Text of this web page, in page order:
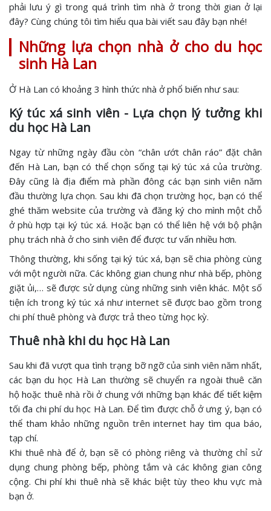
phải lưu ý gì trong quá trình tìm nhà ở trong thời gian ở lại
đây? Cùng chúng tôi tìm hiểu qua bài viết sau đây bạn nhé!
Những lựa chọn nhà ở cho du học
sinh Hà Lan
Ở Hà Lan có khoảng 3 hình thức nhà ở phổ biến như sau:
Ký túc xá sinh viên - Lựa chọn lý tưởng khi
du học Hà Lan
Ngay từ những ngày đầu còn “chân ướt chân ráo” đặt chân
đến Hà Lan, bạn có thể chọn sống tại ký túc xá của trường.
Đây cũng là địa điểm mà phần đông các bạn sinh viên năm
đầu thường lựa chọn. Sau khi đã chọn trường học, bạn có thể
ghé thăm website của trường và đăng ký cho mình một chỗ
ở phù hợp tại ký túc xá. Hoặc bạn có thể liên hệ với bộ phận
phụ trách nhà ở cho sinh viên để được tư vấn nhiều hơn.
Thông thường, khi sống tại ký túc xá, bạn sẽ chia phòng cùng
với một người nữa. Các không gian chung như nhà bếp, phòng
giặt ủi,… sẽ được sử dụng cùng những sinh viên khác. Một số
tiện ích trong ký túc xá như internet sẽ được bao gồm trong
chi phí thuê phòng và được trả theo từng học kỳ.
Thuê nhà khi du học Hà Lan
Sau khi đã vượt qua tình trạng bỡ ngỡ của sinh viên năm nhất,
các bạn du học Hà Lan thường sẽ chuyển ra ngoài thuê căn
hộ hoặc thuê nhà rồi ở chung với những bạn khác để tiết kiệm
tối đa chi phí du học Hà Lan. Để tìm được chỗ ở ưng ý, bạn có
thể tham khảo những nguồn trên internet hay tìm qua báo,
tạp chí.
Khi thuê nhà để ở, bạn sẽ có phòng riêng và thường chỉ sử
dụng chung phòng bếp, phòng tắm và các không gian công
cộng. Chi phí khi thuê nhà sẽ khác biệt tùy theo khu vực mà
bạn ở.